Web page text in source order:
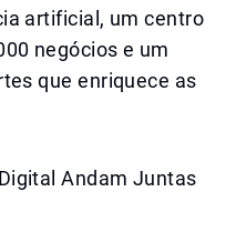
artificial, um centro
negócios e um
que enriquece as
Andam Juntas